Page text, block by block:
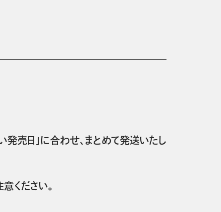
売日」に合わせ、まとめて発送いたし
ください。